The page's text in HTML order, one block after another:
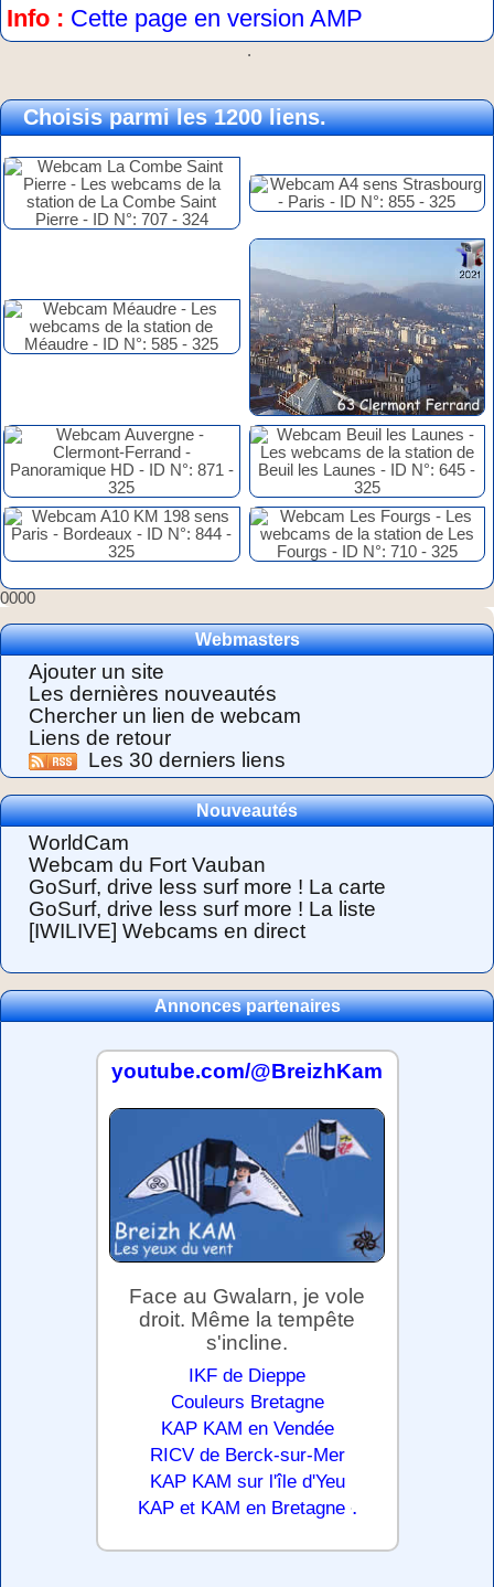
Info : Cette page en version AMP
.
Choisis parmi les 1200 liens.
0000
Webmasters
Ajouter un site
Les dernières nouveautés
Chercher un lien de webcam
Liens de retour
Les 30 derniers liens
Nouveautés
WorldCam
Webcam du Fort Vauban
GoSurf, drive less surf more ! La carte
GoSurf, drive less surf more ! La liste
[IWILIVE] Webcams en direct
Annonces partenaires
youtube.com/@BreizhKam
Face au Gwalarn, je vole
droit. Même la tempête
s'incline.
IKF de Dieppe
Couleurs Bretagne
KAP KAM en Vendée
RICV de Berck-sur-Mer
KAP KAM sur l'île d'Yeu
KAP et KAM en Bretagne .